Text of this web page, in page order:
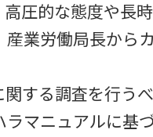
圧的な態度や長
業労働局長から
する調査を行うべ
マニュアルに基